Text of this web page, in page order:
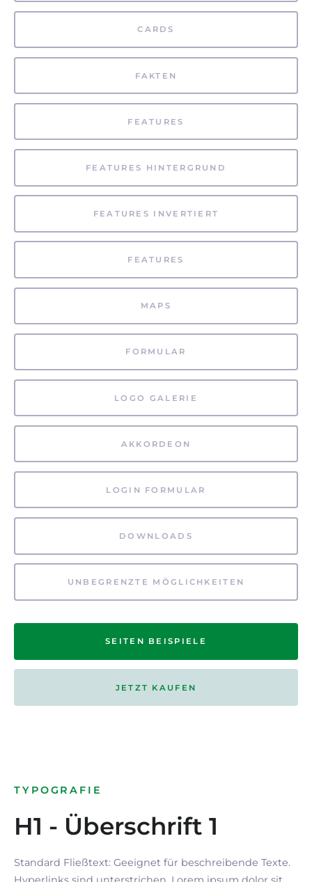
CARDS
FAKTEN
FEATURES
FEATURES HINTERGRUND
FEATURES INVERTIERT
FEATURES
MAPS
FORMULAR
LOGO GALERIE
AKKORDEON
LOGIN FORMULAR
DOWNLOADS
UNBEGRENZTE MÖGLICHKEITEN
SEITEN BEISPIELE
JETZT KAUFEN
TYPOGRAFIE
H1 - Überschrift 1
Standard Fließtext: Geeignet für beschreibende Texte.